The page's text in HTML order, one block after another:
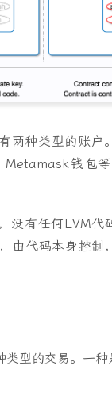
两种类型的账户
Metamask钱包
没有任何EVM代
由代码本身控制
类型的交易。一种